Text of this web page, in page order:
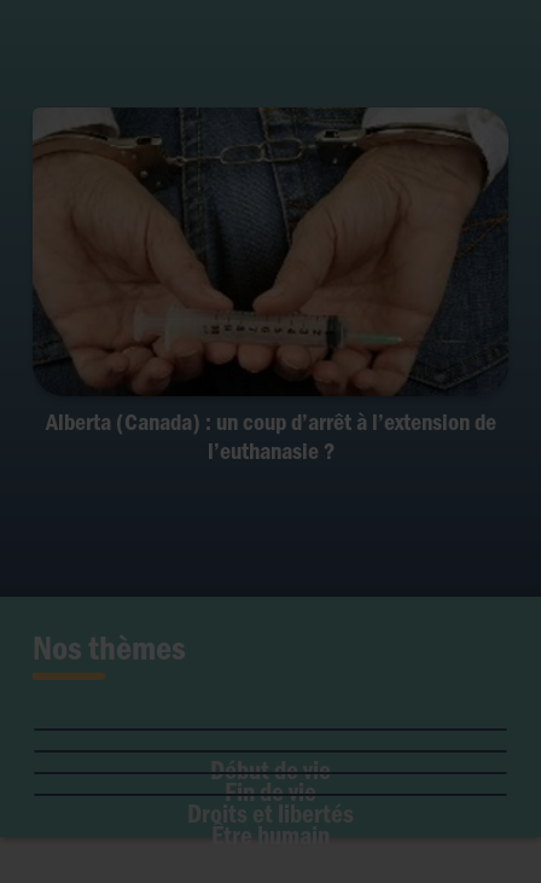
Alberta (Canada) : un coup d’arrêt à l’extension de
l’euthanasie ?
Nos thèmes
Début de vie
Fertilité et grossesse
Embryon
GPA
Avortement
Fin de vie
Euthanasie
Don d'organes
Droits et libertés
Liberté de conscience
Liberté institutionnelle
Accès aux origines
Être humain
Maladie & handicap
Genre & sexualité
Eugénisme
Transhumanisme